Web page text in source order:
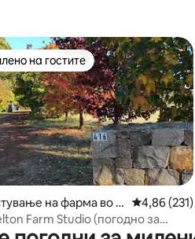
од 5, 383 рецензии
на гостите
на гостите
на фарма во A Просечна
4,86 (231)
Farm Studio (погодно за